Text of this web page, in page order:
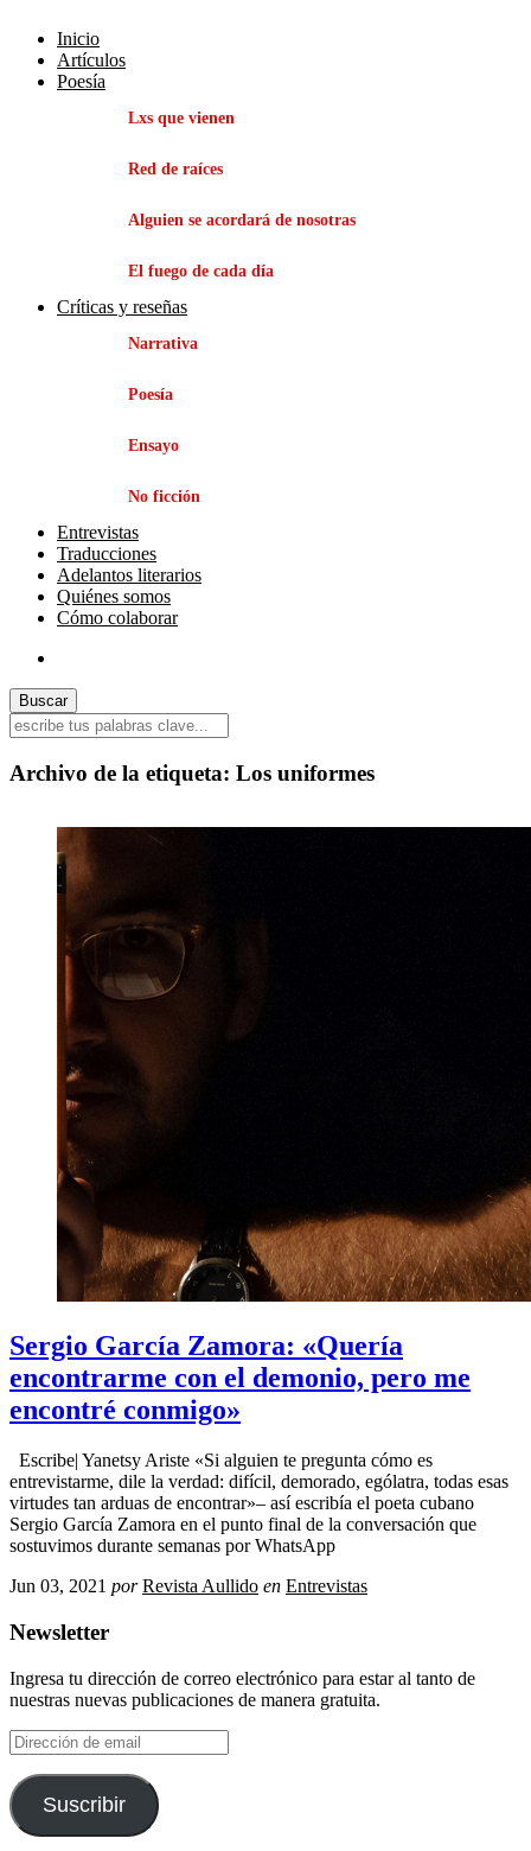
Inicio
Artículos
Poesía
Lxs que vienen
Red de raíces
Alguien se acordará de nosotras
El fuego de cada día
Críticas y reseñas
Narrativa
Poesía
Ensayo
No ficción
Entrevistas
Traducciones
Adelantos literarios
Quiénes somos
Cómo colaborar
Archivo de la etiqueta: Los uniformes
Sergio García Zamora: «Quería
encontrarme con el demonio, pero me
encontré conmigo»
Escribe| Yanetsy Ariste «Si alguien te pregunta cómo es
entrevistarme, dile la verdad: difícil, demorado, ególatra, todas esas
virtudes tan arduas de encontrar»– así escribía el poeta cubano
Sergio García Zamora en el punto final de la conversación que
sostuvimos durante semanas por WhatsApp
Jun 03, 2021 por Revista Aullido en Entrevistas
Newsletter
Ingresa tu dirección de correo electrónico para estar al tanto de
nuestras nuevas publicaciones de manera gratuita.
Dirección
de
email
Suscribir